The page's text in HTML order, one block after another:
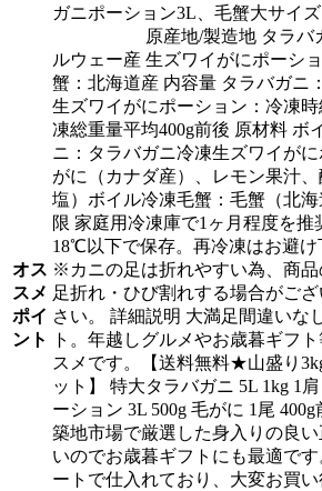
オス
スメ
ポイ
ント
ガニポーション3L、毛蟹大サイ
原産地/製造地 タラバガ
ルウェー産 生ズワイがにポーシ
蟹：北海道産 内容量 タラバガニ
生ズワイがにポーション：冷凍
凍総重量平均400g前後 原材料 ボ
ニ：タラバガニ冷凍生ズワイが
がに（カナダ産）、レモン果汁
塩）ボイル冷凍毛蟹：毛蟹（北
限 家庭用冷凍庫で1ヶ月程度を推
18℃以下で保存。再冷凍はお避
※カニの足は折れやすい為、商品
足折れ・ひび割れする場合がご
さい。 詳細説明 大満足間違いな
ト。年越しグルメやお歳暮ギフ
スメです。【送料無料★山盛り
ット】 特大タラバガニ 5L 1kg 1
ーション 3L 500g 毛がに 1尾 400g
築地市場で厳選した身入りの良
いのでお歳暮ギフトにも最適で
ートで仕入れており、大変お買